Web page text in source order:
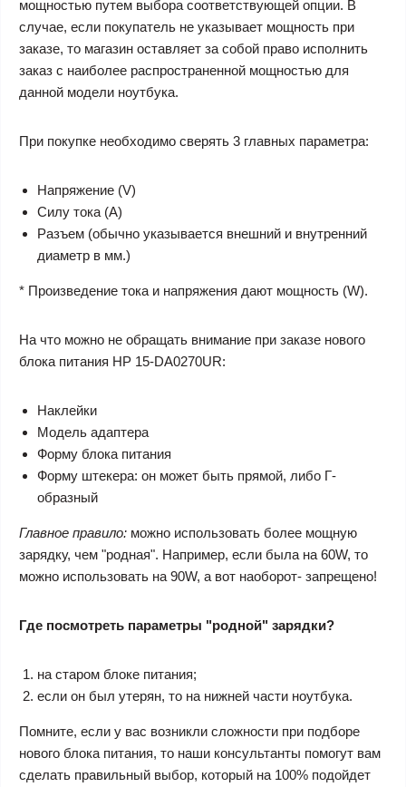
мощностью путем выбора соответствующей опции. В
случае, если покупатель не указывает мощность при
заказе, то магазин оставляет за собой право исполнить
заказ с наиболее распространенной мощностью для
данной модели ноутбука.
При покупке необходимо сверять 3 главных параметра:
Напряжение (V)
Силу тока (A)
Разъем (обычно указывается внешний и внутренний
диаметр в мм.)
* Произведение тока и напряжения дают мощность (W).
На что можно не обращать внимание при заказе нового
блока питания HP 15-DA0270UR:
Наклейки
Модель адаптера
Форму блока питания
Форму штекера: он может быть прямой, либо Г-
образный
Главное правило: можно использовать более мощную
зарядку, чем "родная". Например, если была на 60W, то
можно использовать на 90W, а вот наоборот- запрещено!
Где посмотреть параметры "родной" зарядки?
на старом блоке питания;
если он был утерян, то на нижней части ноутбука.
Помните, если у вас возникли сложности при подборе
нового блока питания, то наши консультанты помогут вам
сделать правильный выбор, который на 100% подойдет